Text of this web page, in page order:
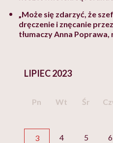
„Może się zdarzyć, że
dręczenie i znęcanie
tłumaczy Anna
LIPIEC 2023
Pn Wt Śr
3
4 5 6